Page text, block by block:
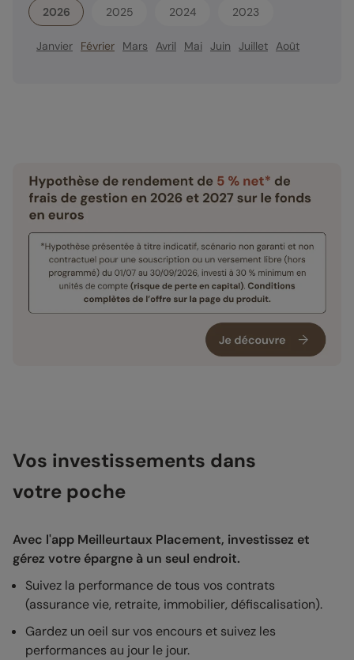
2026 2025 2024 2023
Janvier Février Mars Avril Mai Juin Juillet Août
Vos investissements dans
votre poche
Avec l'app Meilleurtaux Placement, investissez et
gérez votre épargne à un seul endroit.
Suivez la performance de tous vos contrats
(assurance vie, retraite, immobilier, défiscalisation).
Gardez un oeil sur vos encours et suivez les
performances au jour le jour.